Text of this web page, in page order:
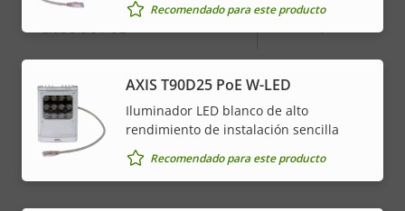
Descripción
Valor de
propiedad
Clase de PoE 4
* Algunas especificaciones técnicas pueden variar
dependiendo de la opción de hardware que elija.
Recomendado para este producto
AXIS T90D25 PoE W-LED
Iluminador LED blanco de alto
rendimiento de instalación sencilla
Recomendado para este producto